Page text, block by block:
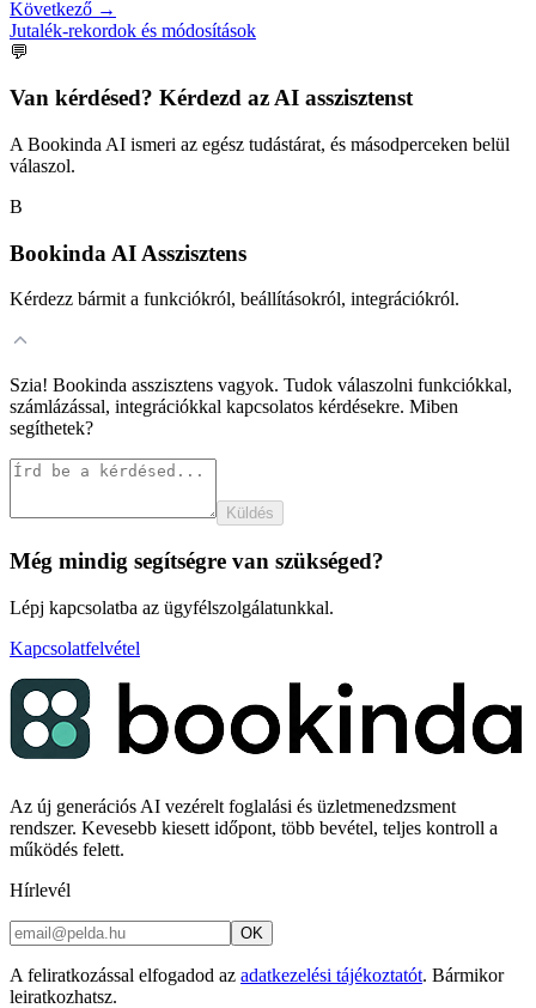
Következő →
Jutalék-rekordok és módosítások
💬
Van kérdésed? Kérdezd az AI asszisztenst
A Bookinda AI ismeri az egész tudástárat, és másodperceken belül
válaszol.
B
Bookinda AI Asszisztens
Kérdezz bármit a funkciókról, beállításokról, integrációkról.
Szia! Bookinda asszisztens vagyok. Tudok válaszolni funkciókkal,
számlázással, integrációkkal kapcsolatos kérdésekre. Miben
segíthetek?
Küldés
Még mindig segítségre van szükséged?
Lépj kapcsolatba az ügyfélszolgálatunkkal.
Kapcsolatfelvétel
Az új generációs AI vezérelt foglalási és üzletmenedzsment
rendszer. Kevesebb kiesett időpont, több bevétel, teljes kontroll a
működés felett.
Hírlevél
OK
A feliratkozással elfogadod az adatkezelési tájékoztatót. Bármikor
leiratkozhatsz.